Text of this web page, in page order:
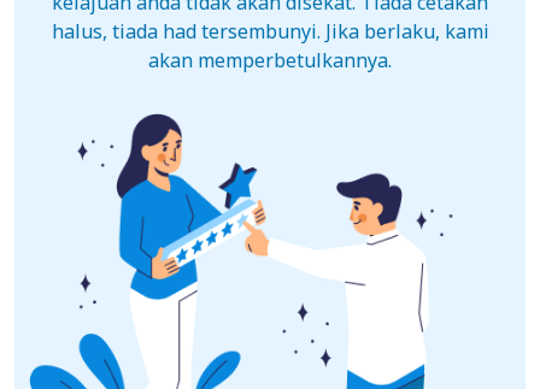
halus, tiada had tersembunyi. Jika berlaku, kami
akan memperbetulkannya.